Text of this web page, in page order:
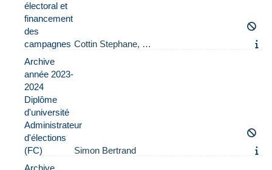
électoral et
financement
des
campagnes Cottin Stephane, …
Archive
année 2023-
2024
Diplôme
d'université
Administrateur
d'élections
(FC)
Simon Bertrand